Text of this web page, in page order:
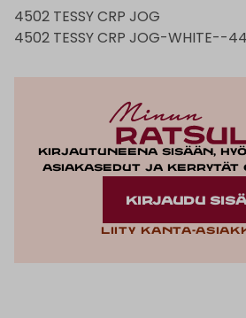
4502 TESSY CRP JOG
4502 TESSY CRP JOG-WHITE--44
Kirjautuneena sisään,
asiakasedut ja kerrytät
KIRJAUDU
Liity kanta-